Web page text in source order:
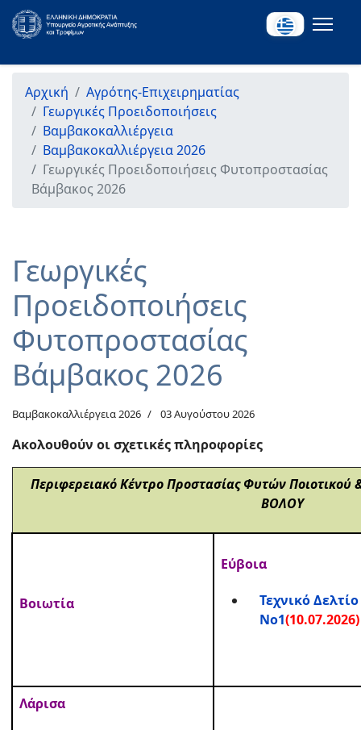
Αρχική
Αγρότης-Επιχειρηματίας
Γεωργικές Προειδοποιήσεις
Βαμβακοκαλλιέργεια
Βαμβακοκαλλιέργεια 2026
Γεωργικές Προειδοποιήσεις Φυτοπροστασίας
Βάμβακος 2026
Γεωργικές
Προειδοποιήσεις
Φυτοπροστασίας
Βάμβακος 2026
Βαμβακοκαλλιέργεια 2026 03 Αυγούστου 2026
Ακολουθούν οι σχετικές πληροφορίες
Περιφερειακό Κέντρο Προστασίας Φυτών Ποιοτικού
ΒΟΛΟΥ
Βοιωτία
Εύβοια
Τεχνικό Δελτίο
Νο1(10.07.2026)
Λάρισα